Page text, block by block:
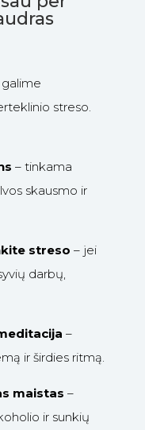
streso.
– tinkama
skausmo ir
streso – jei
darbų,
–
ir širdies ritmą.
maistas –
ir sunkių